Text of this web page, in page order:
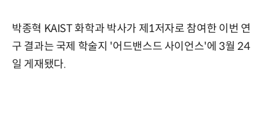
박종혁 KAIST 화학과 박사가 제1저자로 참여한 이번 연
구 결과는 국제 학술지 '어드밴스드 사이언스'에 3월 24
일 게재됐다.